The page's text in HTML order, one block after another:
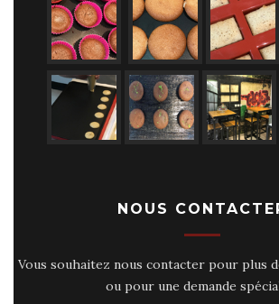
NOUS
Vous souhaitez nous contacter pour plus
ou pour une demande